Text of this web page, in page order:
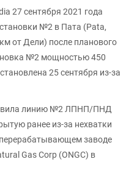
27 сентября 2021 года
№2 в Пата (Pata,
от Дели) после планового
№2 мощностью 450
25 сентября из-за
линию №2 ЛПНП/ПНД
ранее из-за нехватки
заводе
Gas Corp (ONGC) в